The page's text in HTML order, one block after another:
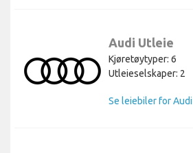
Audi Utleie
Kjøretøytyper: 6
Utleieselskaper: 2
Se leiebiler for Audi